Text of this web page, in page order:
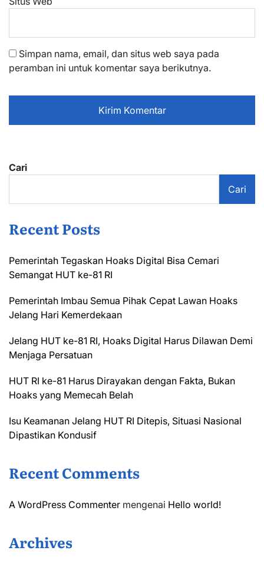
Simpan nama, email, dan situs web saya pada
peramban ini untuk komentar saya berikutnya.
Cari
Cari
Recent Posts
Pemerintah Tegaskan Hoaks Digital Bisa Cemari
Semangat HUT ke-81 RI
Pemerintah Imbau Semua Pihak Cepat Lawan Hoaks
Jelang Hari Kemerdekaan
Jelang HUT ke-81 RI, Hoaks Digital Harus Dilawan Demi
Menjaga Persatuan
HUT RI ke-81 Harus Dirayakan dengan Fakta, Bukan
Hoaks yang Memecah Belah
Isu Keamanan Jelang HUT RI Ditepis, Situasi Nasional
Dipastikan Kondusif
Recent Comments
A WordPress Commenter mengenai Hello world!
Archives